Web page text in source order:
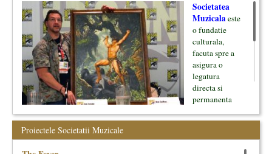
Societatea
Muzicalaeste
o fundatie
culturala,
facuta spre a
asigura o
legatura
directa si
permanenta
oamenii ei, pe
Proiectele Societatii Muzicale